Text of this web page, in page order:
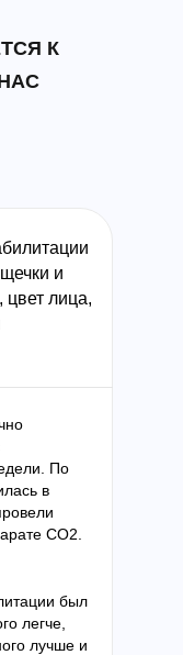
К
и
цвет лица,
По
в
СО2.
был
легче,
лучше и